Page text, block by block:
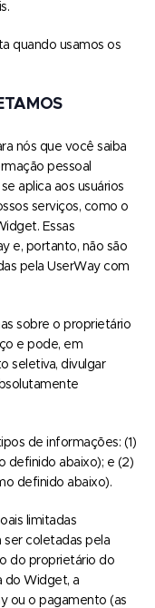
quando usamos os
nós que você saiba
pessoal
aplica aos usuários
serviços, como o
Essas
e, portanto, não são
pela UserWay com
sobre o proprietário
e pode, em
seletiva, divulgar
de informações: (1)
definido abaixo); e (2)
definido abaixo).
limitadas
coletadas pela
do proprietário do
do Widget, a
ou o pagamento (as